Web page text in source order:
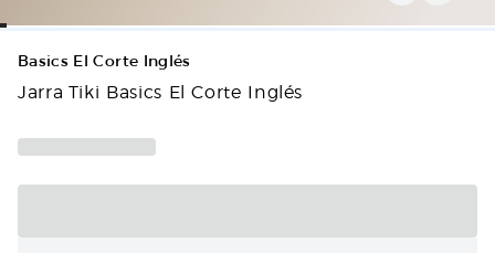
Basics El Corte Inglés
Jarra Tiki Basics El Corte Inglés